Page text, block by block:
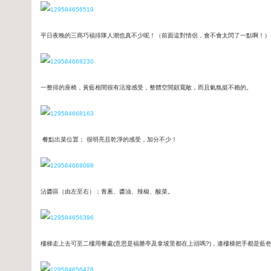
平日夜晚的三商巧福排隊人潮也真不少呢！（前面這對情侶，會不會太閃了一點啊！）
一整排的座椅，黃藍相間很有活潑感受，整體空間頗寬敞，而且氣氛挺不賴的。
餐點出菜位置； 很明亮且乾淨的感受，加分不少！
沾醬區（由左至右）；青蔥、醬油、辣椒、酸菜。
樓梯走上去可至二樓用餐處(意思是福勝亭及拿坡里都在上頭嗎?)，連樓梯把手都是藍